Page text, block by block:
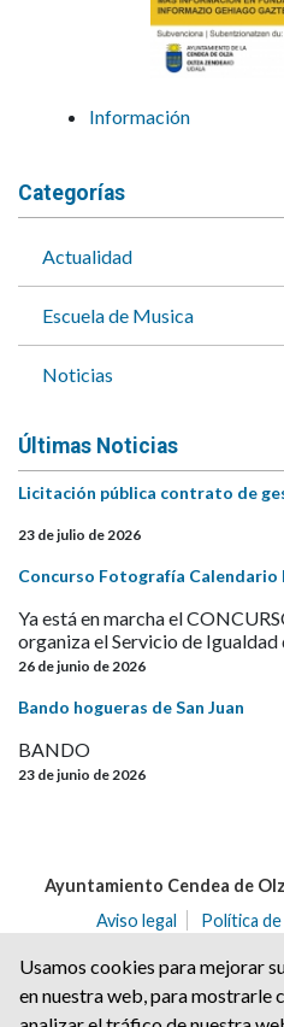
Información
Categorías
Actualidad
Escuela de Musica
Noticias
Últimas Noticias
Licitación pública contrato de
23 de julio de 2026
Concurso Fotografía
Ya está en marcha el
organiza el Servicio de Igualdad
26 de junio de 2026
Bando hogueras de San Juan
BANDO
23 de junio de 2026
Ayuntamiento Cendea de
Aviso legal
Política
C/ del Angulo nº 2 | C.P.:
Tel. 948 32 20 68 |
Usamos cookies para mejorar
en nuestra web, para mostrarle